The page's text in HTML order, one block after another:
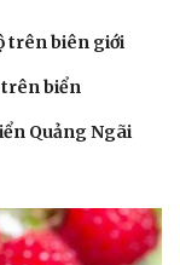
trên biên giới
trên biển
Quảng Ngãi